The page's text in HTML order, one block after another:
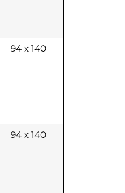
94 x 140
94 x 140